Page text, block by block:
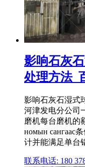
影响石灰
处理方法_
影响石灰石湿式
河津发电分公司
磨机每台磨机的
номын сангаас
计并能满足单台
联系电话: 180